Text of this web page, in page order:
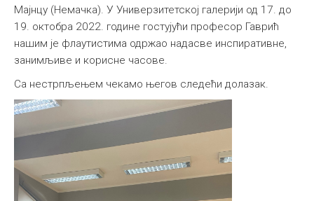
Мајнцу (Немачка). У Универзитетској галерији од 17. до
19. октобра 2022. године гостујући професор Гаврић
нашим је флаутистима одржао надасве инспиративне,
занимљиве и корисне часове.
Са нестрпљењем чекамо његов следећи долазак.